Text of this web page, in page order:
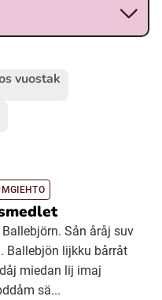
vuostak
Sån åråj suv
Ballebjön lijkku bårråt
miedan lij imaj
sä...